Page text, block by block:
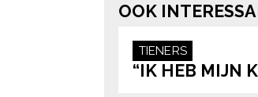
OOK
TIENERS
“IK HEB MIJN